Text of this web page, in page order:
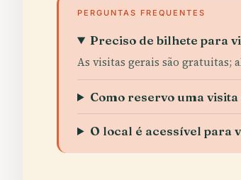
PERGUNTAS FREQUENTES
Preciso de bilhete para
As visitas gerais são gratuitas;
Como reservo uma
O local é acessível para